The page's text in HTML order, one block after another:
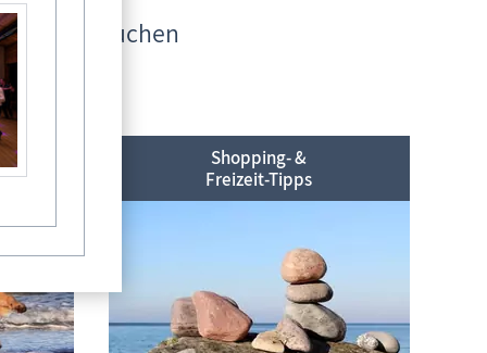
buchen
Shopping- &
Freizeit-Tipps